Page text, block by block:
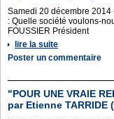
Samedi 20 décembre 2014
: Quelle société voulons-
FOUSSIER Président
lire la suite
Poster un commentaire
"POUR UNE VRAIE
par Etienne